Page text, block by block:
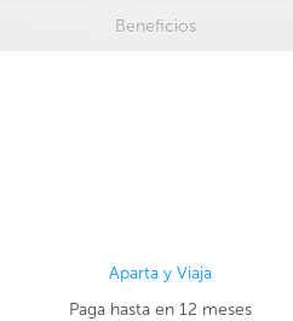
Beneficios
Aparta y Viaja
Paga hasta en 12 meses